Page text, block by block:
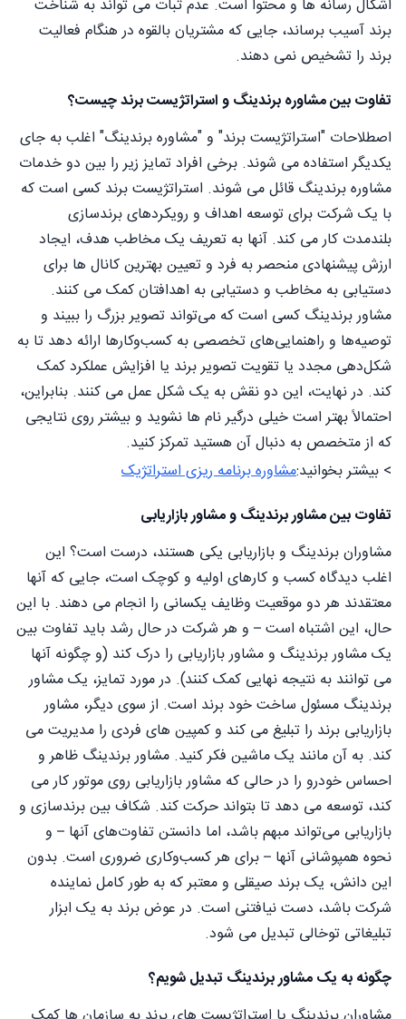
اشکال رسانه ها و محتوا است. عدم ثبات می تواند به شناخت
برند آسیب برساند، جایی که مشتریان بالقوه در هنگام فعالیت
برند را تشخیص نمی دهند.
تفاوت بین مشاوره برندینگ و استراتژیست برند چیست؟
اصطلاحات "استراتژیست برند" و "مشاوره برندینگ" اغلب به جای
یکدیگر استفاده می شوند. برخی افراد تمایز زیر را بین دو خدمات
مشاوره برندینگ قائل می شوند. استراتژیست برند کسی است که
با یک شرکت برای توسعه اهداف و رویکردهای برندسازی
بلندمدت کار می کند. آنها به تعریف یک مخاطب هدف، ایجاد
ارزش پیشنهادی منحصر به فرد و تعیین بهترین کانال ها برای
دستیابی به مخاطب و دستیابی به اهدافتان کمک می کنند.
مشاور برندینگ کسی است که می‌تواند تصویر بزرگ را ببیند و
توصیه‌ها و راهنمایی‌های تخصصی به کسب‌وکارها ارائه دهد تا به
شکل‌دهی مجدد یا تقویت تصویر برند یا افزایش عملکرد کمک
کند. در نهایت، این دو نقش به یک شکل عمل می کنند. بنابراین،
احتمالاً بهتر است خیلی درگیر نام ها نشوید و بیشتر روی نتایجی
که از متخصص به دنبال آن هستید تمرکز کنید.
> بیشتر بخوانید:مشاوره برنامه ریزی استراتژیک
تفاوت بین مشاور برندینگ و مشاور بازاریابی
مشاوران برندینگ و بازاریابی یکی هستند، درست است؟ این
اغلب دیدگاه کسب و کارهای اولیه و کوچک است، جایی که آنها
معتقدند هر دو موقعیت وظایف یکسانی را انجام می دهند. با این
حال، این اشتباه است – و هر شرکت در حال رشد باید تفاوت بین
یک مشاور برندینگ و مشاور بازاریابی را درک کند (و چگونه آنها
می توانند به نتیجه نهایی کمک کنند). در مورد تمایز، یک مشاور
برندینگ مسئول ساخت خود برند است. از سوی دیگر، مشاور
بازاریابی برند را تبلیغ می کند و کمپین های فردی را مدیریت می
کند. به آن مانند یک ماشین فکر کنید. مشاور برندینگ ظاهر و
احساس خودرو را در حالی که مشاور بازاریابی روی موتور کار می
کند، توسعه می دهد تا بتواند حرکت کند. شکاف بین برندسازی و
بازاریابی می‌تواند مبهم باشد، اما دانستن تفاوت‌های آنها – و
نحوه همپوشانی آنها – برای هر کسب‌وکاری ضروری است. بدون
این دانش، یک برند صیقلی و معتبر که به طور کامل نماینده
شرکت باشد، دست نیافتنی است. در عوض برند به یک ابزار
تبلیغاتی توخالی تبدیل می شود.
چگونه به یک مشاور برندینگ تبدیل شویم؟